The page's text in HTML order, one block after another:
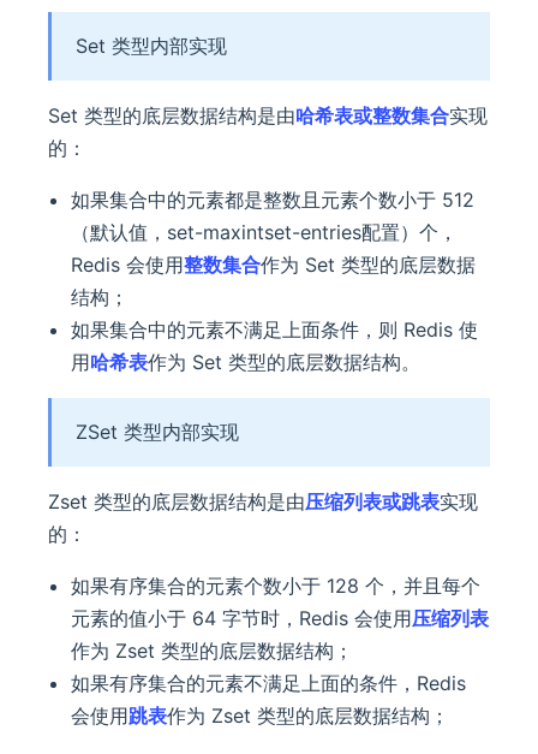
Set 类型内部实现
Set 类型的底层数据结构是由哈希表或整数集合实现
的：
如果集合中的元素都是整数且元素个数小于 512
（默认值，set-maxintset-entries配置）个，
Redis 会使用整数集合作为 Set 类型的底层数据
结构；
如果集合中的元素不满足上面条件，则 Redis 使
用哈希表作为 Set 类型的底层数据结构。
ZSet 类型内部实现
Zset 类型的底层数据结构是由压缩列表或跳表实现
的：
如果有序集合的元素个数小于 128 个，并且每个
元素的值小于 64 字节时，Redis 会使用压缩列表
作为 Zset 类型的底层数据结构；
如果有序集合的元素不满足上面的条件，Redis
会使用跳表作为 Zset 类型的底层数据结构；